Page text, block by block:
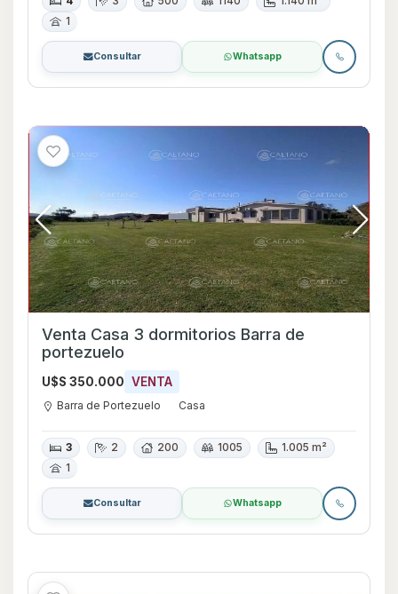
1
Consultar Whatsapp
Venta Casa 3 dormitorios Barra de
portezuelo
U$S 350.000 VENTA
Barra de Portezuelo Casa
3 2 200 1005
1.005 m²
1
Consultar Whatsapp